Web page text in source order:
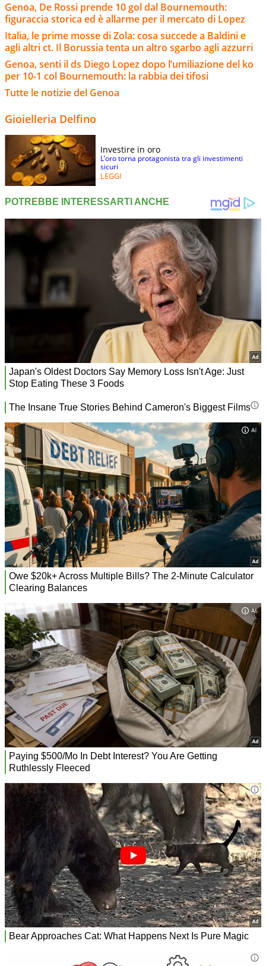
Genoa, De Rossi prende 10 gol dal Bournemouth:
figuraccia storica ed è allarme per il mercato di Lopez
Italia, le prime mosse di Zola: cosa succede a Baldini e
agli altri ct. Il Borussia tenta un altro sgarbo agli azzurri
Genoa, senti il ds Diego Lopez dopo l’umiliazione del ko
per 10-1 col Bournemouth: la rabbia dei tifosi
Tutte le notizie del Genoa
Gioielleria Delfino
Investire in oro
L’oro torna protagonista tra gli investimenti
sicuri
LEGGI